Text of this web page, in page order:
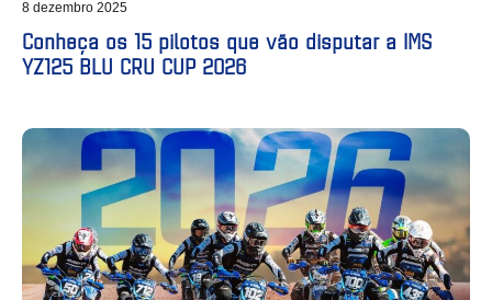
8 dezembro 2025
Conheça os 15 pilotos que vão disputar a IMS
YZ125 BLU CRU CUP 2026